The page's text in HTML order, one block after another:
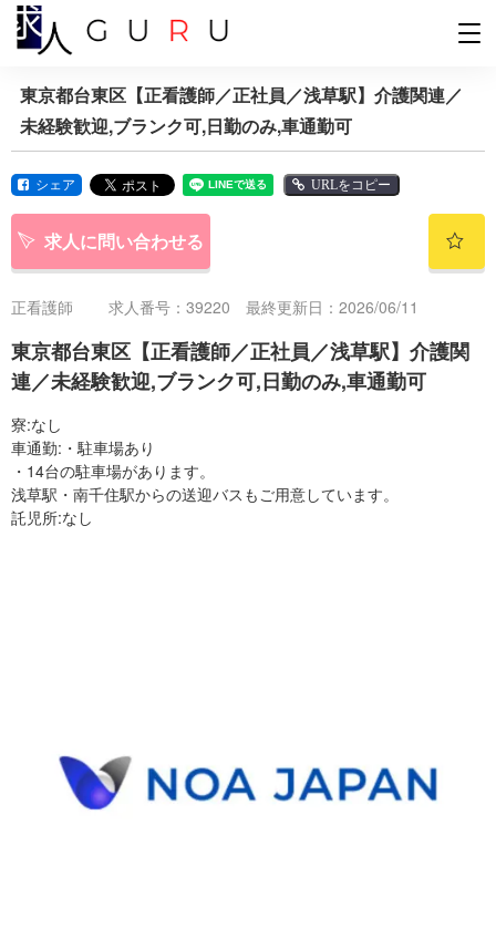
東京都台東区【正看護師／正社員／浅草駅】介護関連／
未経験歓迎,ブランク可,日勤のみ,車通勤可
シェア URLをコピー
求人に問い合わせる
正看護師 求人番号：39220 最終更新日：2026/06/11
東京都台東区【正看護師／正社員／浅草駅】介護関
連／未経験歓迎,ブランク可,日勤のみ,車通勤可
寮:なし
車通勤:・駐車場あり
・14台の駐車場があります。
浅草駅・南千住駅からの送迎バスもご用意しています。
託児所:なし